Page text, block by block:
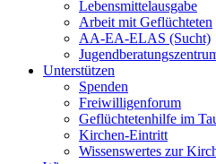
Lebensmittelausgabe
Arbeit mit Geflüchteten
AA-EA-ELAS (Sucht)
Unterstützen
Spenden
Freiwilligenforum
Geflüchtetenhilfe im
Kirchen-Eintritt
Wissenswertes zur